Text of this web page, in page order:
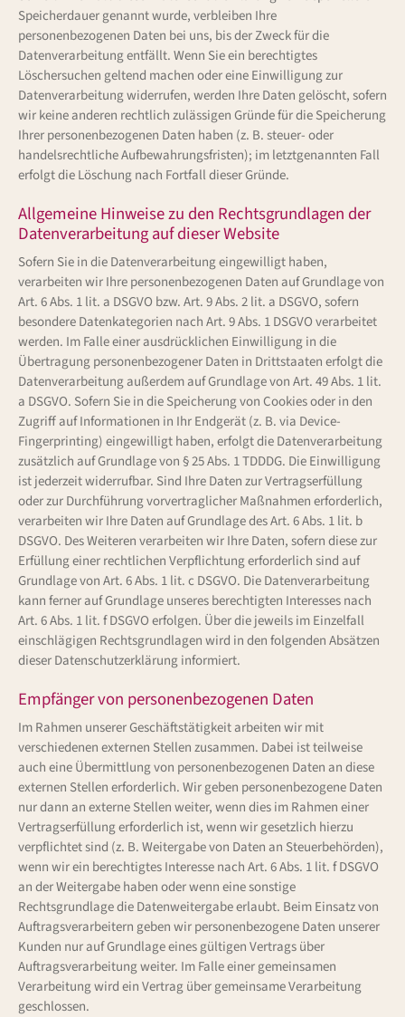
Speicherdauer genannt wurde, verbleiben Ihre
personenbezogenen Daten bei uns, bis der Zweck für die
Datenverarbeitung entfällt. Wenn Sie ein berechtigtes
Löschersuchen geltend machen oder eine Einwilligung zur
Datenverarbeitung widerrufen, werden Ihre Daten gelöscht, sofern
wir keine anderen rechtlich zulässigen Gründe für die Speicherung
Ihrer personenbezogenen Daten haben (z. B. steuer- oder
handelsrechtliche Aufbewahrungsfristen); im letztgenannten Fall
erfolgt die Löschung nach Fortfall dieser Gründe.
Allgemeine Hinweise zu den Rechtsgrundlagen der
Datenverarbeitung auf dieser Website
Sofern Sie in die Datenverarbeitung eingewilligt haben,
verarbeiten wir Ihre personenbezogenen Daten auf Grundlage von
Art. 6 Abs. 1 lit. a DSGVO bzw. Art. 9 Abs. 2 lit. a DSGVO, sofern
besondere Datenkategorien nach Art. 9 Abs. 1 DSGVO verarbeitet
werden. Im Falle einer ausdrücklichen Einwilligung in die
Übertragung personenbezogener Daten in Drittstaaten erfolgt die
Datenverarbeitung außerdem auf Grundlage von Art. 49 Abs. 1 lit.
a DSGVO. Sofern Sie in die Speicherung von Cookies oder in den
Zugriff auf Informationen in Ihr Endgerät (z. B. via Device-
Fingerprinting) eingewilligt haben, erfolgt die Datenverarbeitung
zusätzlich auf Grundlage von § 25 Abs. 1 TDDDG. Die Einwilligung
ist jederzeit widerrufbar. Sind Ihre Daten zur Vertragserfüllung
oder zur Durchführung vorvertraglicher Maßnahmen erforderlich,
verarbeiten wir Ihre Daten auf Grundlage des Art. 6 Abs. 1 lit. b
DSGVO. Des Weiteren verarbeiten wir Ihre Daten, sofern diese zur
Erfüllung einer rechtlichen Verpflichtung erforderlich sind auf
Grundlage von Art. 6 Abs. 1 lit. c DSGVO. Die Datenverarbeitung
kann ferner auf Grundlage unseres berechtigten Interesses nach
Art. 6 Abs. 1 lit. f DSGVO erfolgen. Über die jeweils im Einzelfall
einschlägigen Rechtsgrundlagen wird in den folgenden Absätzen
dieser Datenschutzerklärung informiert.
Empfänger von personenbezogenen Daten
Im Rahmen unserer Geschäftstätigkeit arbeiten wir mit
verschiedenen externen Stellen zusammen. Dabei ist teilweise
auch eine Übermittlung von personenbezogenen Daten an diese
externen Stellen erforderlich. Wir geben personenbezogene Daten
nur dann an externe Stellen weiter, wenn dies im Rahmen einer
Vertragserfüllung erforderlich ist, wenn wir gesetzlich hierzu
verpflichtet sind (z. B. Weitergabe von Daten an Steuerbehörden),
wenn wir ein berechtigtes Interesse nach Art. 6 Abs. 1 lit. f DSGVO
an der Weitergabe haben oder wenn eine sonstige
Rechtsgrundlage die Datenweitergabe erlaubt. Beim Einsatz von
Auftragsverarbeitern geben wir personenbezogene Daten unserer
Kunden nur auf Grundlage eines gültigen Vertrags über
Auftragsverarbeitung weiter. Im Falle einer gemeinsamen
Verarbeitung wird ein Vertrag über gemeinsame Verarbeitung
geschlossen.